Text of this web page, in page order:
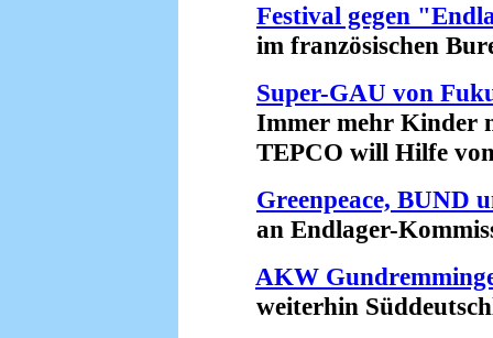
Festival gegen
im französischen
Super-GAU von
Immer mehr Kinder
TEPCO will Hilfe von
Greenpeace, BUND
an Endlager-
AKW
weiterhin